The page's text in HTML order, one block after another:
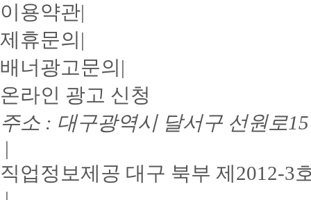
이용약관|
제휴문의 |
배너광고문의 |
온라인 광고 신청
주소 : 대구광역시 달서구 선원로
|
직업정보제공 대구 북부 제2012-3